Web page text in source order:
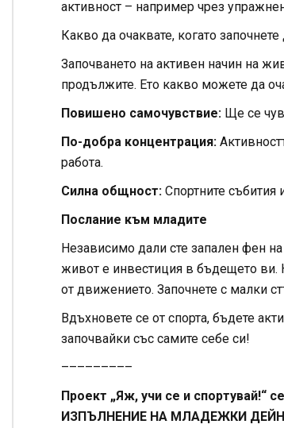
активност – например чрез
Какво да очаквате, когато започнете
Започването на активен начин на
продължите. Ето какво можете да
Повишено самочувствие: Ще се
По-добра концентрация:
работа.
Силна общност: Спортните събития
Послание към младите
Независимо дали сте запален фен на
живот е инвестиция в бъдещето ви.
от движението. Започнете с малки
Вдъхновете се от спорта, бъдете
започвайки със самите себе си!
–––––––––
Проект „Яж, учи се и
ИЗПЪЛНЕНИЕ НА МЛАДЕЖКИ